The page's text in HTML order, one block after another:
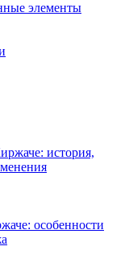
элементы
история,
особенности